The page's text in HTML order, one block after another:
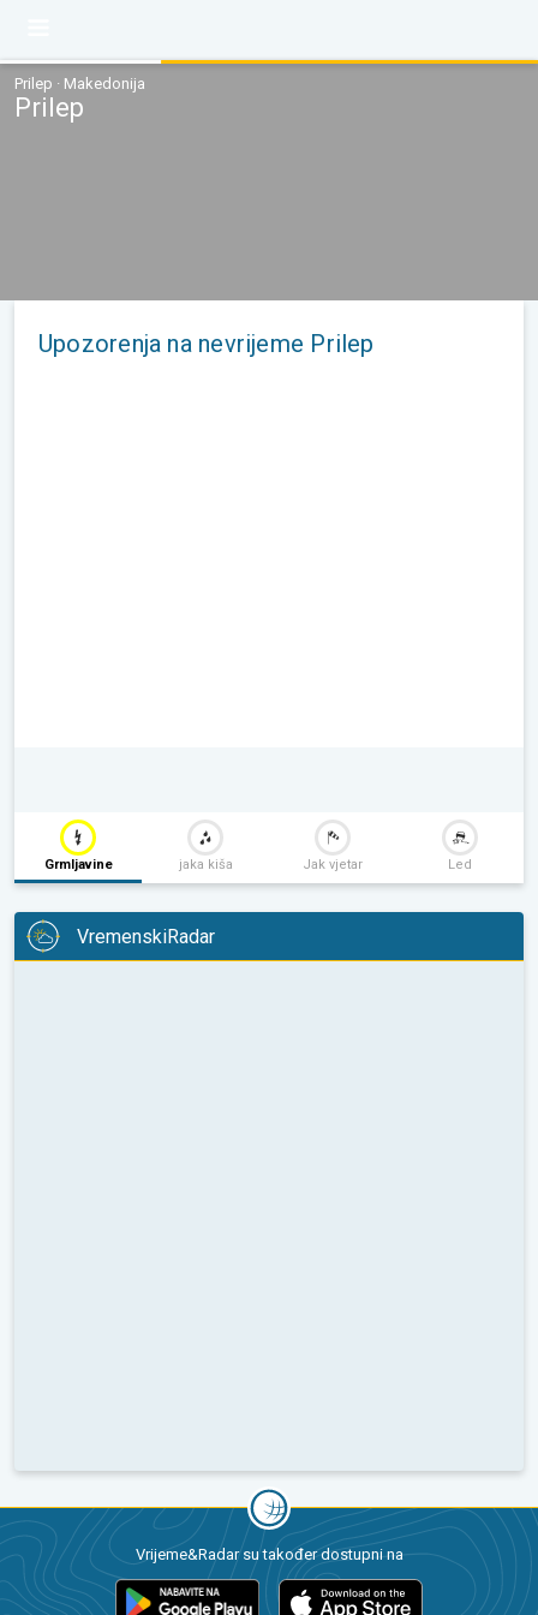
Prilep · Makedonija
Prilep
Upozorenja na nevrijeme Prilep
Grmljavine jaka kiša Jak vjetar Led
VremenskiRadar
Vrijeme&Radar su također dostupni na